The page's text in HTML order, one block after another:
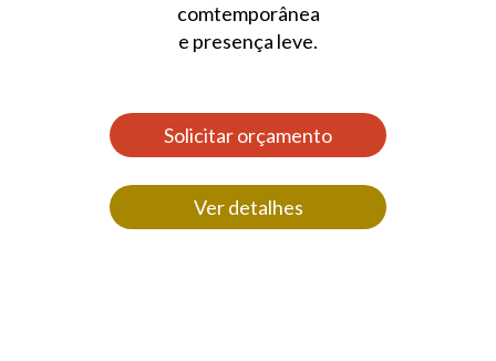
comtemporânea
e presença leve.
Solicitar orçamento
Ver detalhes